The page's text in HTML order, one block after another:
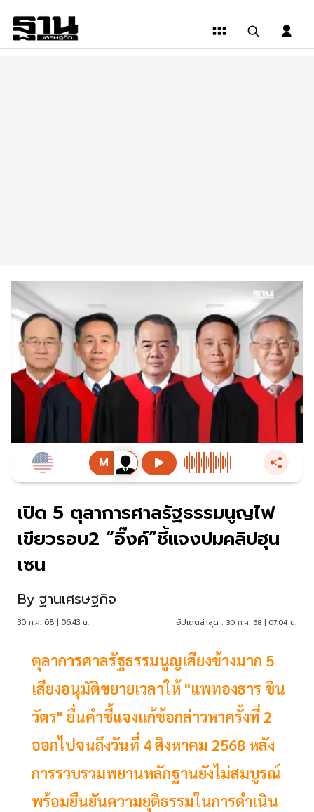
เปิด 5 ตุลาการศาลรัฐธรรมนูญไฟ
เขียวรอบ2 “อิ๊งค์”ชี้แจงปมคลิปฮุน
เซน
By ฐานเศรษฐกิจ
30 ก.ค. 68 | 06:43 น. อัปเดตล่าสุด : 30 ก.ค. 68 | 07:04 น.
ตุลาการศาลรัฐธรรมนูญเสียงข้างมาก 5
เสียงอนุมัติขยายเวลาให้ "แพทองธาร ชิน
วัตร" ยื่นคำชี้แจงแก้ข้อกล่าวหาครั้งที่ 2
ออกไปจนถึงวันที่ 4 สิงหาคม 2568 หลัง
การรวบรวมพยานหลักฐานยังไม่สมบูรณ์
พร้อมยืนยันความยุติธรรมในการดำเนิน